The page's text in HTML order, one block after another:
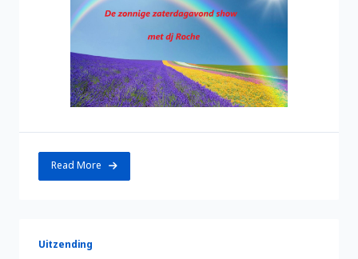
Read More
Uitzending